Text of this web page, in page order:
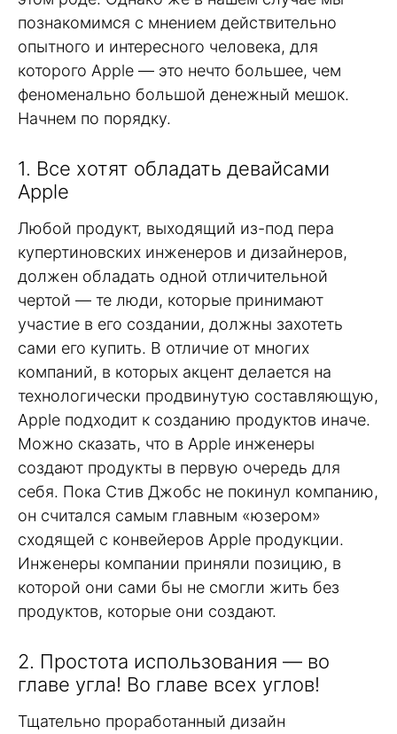
познакомимся с мнением действительно
опытного и интересного человека, для
которого Apple — это нечто большее, чем
феноменально большой денежный мешок.
Начнем по порядку.
1. Все хотят обладать девайсами
Apple
Любой продукт, выходящий из-под пера
купертиновских инженеров и дизайнеров,
должен обладать одной отличительной
чертой — те люди, которые принимают
участие в его создании, должны захотеть
сами его купить. В отличие от многих
компаний, в которых акцент делается на
технологически продвинутую составляющую,
Apple подходит к созданию продуктов иначе.
Можно сказать, что в Apple инженеры
создают продукты в первую очередь для
себя. Пока Стив Джобс не покинул компанию,
он считался самым главным «юзером»
сходящей с конвейеров Apple продукции.
Инженеры компании приняли позицию, в
которой они сами бы не смогли жить без
продуктов, которые они создают.
2. Простота использования — во
главе угла! Во главе всех углов!
Тщательно проработанный дизайн